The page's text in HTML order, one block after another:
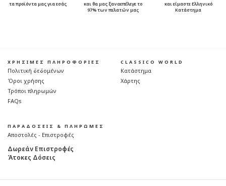
τα προϊόντα μας για εσάς
και θα μας ξαναεπέλεγε το
97% των πελατών μας
και είμαστε Ελληνικό
Κατάστημα
ΧΡΗΣΙΜΕΣ ΠΛΗΡΟΦΟΡΙΕΣ
Πολιτική δεδομένων
Όροι χρήσης
Τρόποι πληρωμών
FAQs
CLASSICO WORLD
Κατάστημα
Χάρτης
ΠΑΡΑΔΟΣΕΙΣ & ΠΛΗΡΩΜΕΣ
Αποστολές - Επιστροφές
Δωρεάν Επιστροφές
Άτοκες Δόσεις